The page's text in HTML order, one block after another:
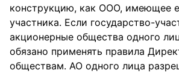
конструкцию, как ООО, имеющее
участника. Если государство-
акционерные общества одного
обязано применять правила
обществам. АО одного лица